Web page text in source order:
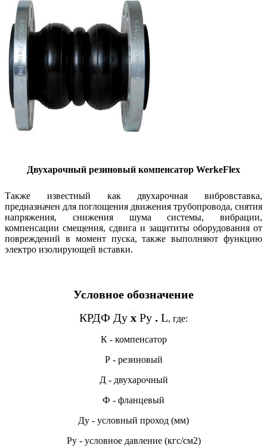
Двухарочный резиновый компенсатор WerkeFlex
Также известный как двухарочная вибровставка,
предназначен для поглощения движения трубопровода, снятия
напряжения, снижения шума системы, вибрации,
компенсации смещения, сдвига и защититы оборудования от
повреждений в момент пуска, также выполняют функцию
электро изолирующей вставки.
Условное обозначение
КРДФ Ду х Ру . L, где:
К - компенсатор
Р - резиновый
Д - двухарочный
Ф - фланцевый
Ду - условный проход (мм)
Ру - условное давление (кгс/см2)